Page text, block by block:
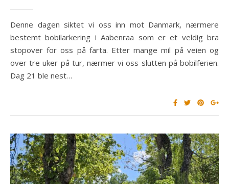
Denne dagen siktet vi oss inn mot Danmark, nærmere
bestemt bobilarkering i Aabenraa som er et veldig bra
stopover for oss på farta. Etter mange mil på veien og
over tre uker på tur, nærmer vi oss slutten på bobilferien.
Dag 21 ble nest…